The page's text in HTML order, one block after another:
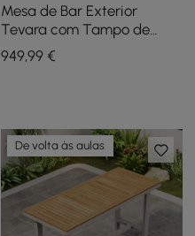
Mesa de Bar Exterior
Tevara com Tampo de
Madeira Teca em Ripas e
Estrutura de Alumínio
949,99€
De volta às aulas